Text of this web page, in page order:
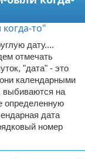
дату....
отмечать
"дата" - это
календарными
выбиваются на
определенную
дата
номер